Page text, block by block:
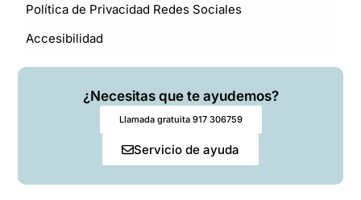
Política de Privacidad Redes Sociales
Accesibilidad
¿Necesitas que te ayudemos?
Llamada gratuita 917 306759
Servicio de ayuda